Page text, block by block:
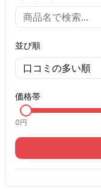
並び順
口コミの多い順
価格帯
0円